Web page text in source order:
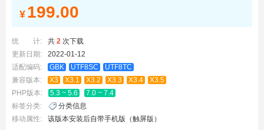
¥ 199.00
统 计: 共 2 次下载
更新日期:
2022-01-12
适配编码:
GBK UTF8SC
UTF8TC
兼容版本:
X3 X3.1 X3.2 X3.3 X3.4
X3.5
PHP版本:
5.3 ~ 5.6
7.0 ~ 7.4
标签分类:
分类信息
移动属性:
该版本安装后自带手机版（触屏版）